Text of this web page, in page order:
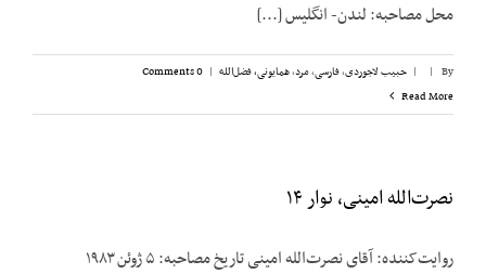
محل مصاحبه: لندن- انگلیس [...]
By
|
| حبیب لاجوردی,فارسی,مرد,همایونی، فضل‌الله |
0 Comments
Read More
نصرت‌الله امینی، نوار ۱۴
روایت‌کننده: آقای نصرت‌الله امینی تاریخ مصاحبه: ۵ ژوئن ۱۹۸۳